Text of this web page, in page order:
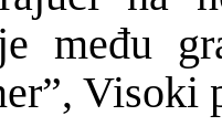
među
Visoki